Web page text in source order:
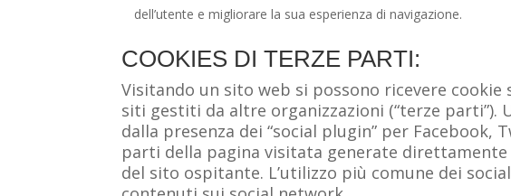
dell’utente e migliorare la sua esperienza di navigazione.
COOKIES DI TERZE PARTI:
Visitando un sito web si possono ricevere
siti gestiti da altre organizzazioni (“terze parti”).
dalla presenza dei “social plugin” per Facebook,
parti della pagina visitata generate
del sito ospitante. L’utilizzo più comune dei